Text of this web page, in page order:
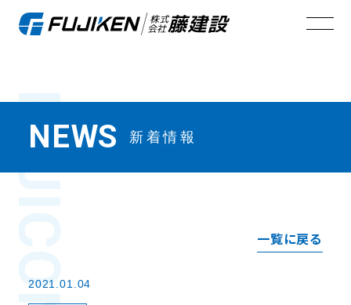
FUJI
NEWS 新着情報
一覧に戻る
2021.01.04